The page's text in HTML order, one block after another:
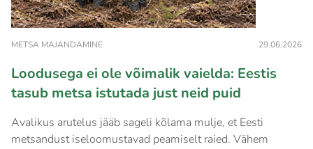
METSA MAJANDAMINE 29.06.2026
Loodusega ei ole võimalik vaielda: Eestis
tasub metsa istutada just neid puid
Avalikus arutelus jääb sageli kõlama mulje, et Eesti
metsandust iseloomustavad peamiselt raied. Vähem